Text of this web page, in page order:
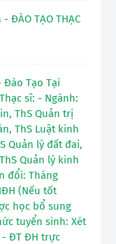
- ĐÀO TẠO THẠC
Đào Tạo Tại
sĩ: - Ngành:
ThS Quản trị
ThS Luật kinh
Quản lý đất đai,
Quản lý kinh
đổi: Tháng
(Nếu tốt
học bổ sung
tuyển sinh: Xét
ĐT ĐH trực